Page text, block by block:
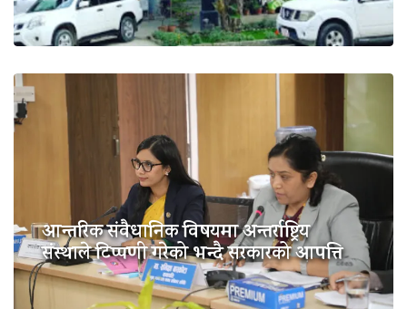
आन्तरिक संवैधानिक विषयमा अन्तर्राष्ट्रिय
संस्थाले टिप्पणी गरेको भन्दै सरकारको आपत्ति